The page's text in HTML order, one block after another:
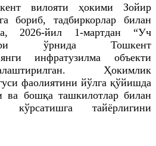
вилояти ҳокими Зойир
бориб, тадбиркорлар билан
2026-йил 1-мартдан “Уч
ўрнида Тошкент
инфратузилма объекти
Ҳокимлик
фаолиятини йўлга қўйишда
ва бошқа ташкилотлар билан
кўрсатишга тайёрлигини